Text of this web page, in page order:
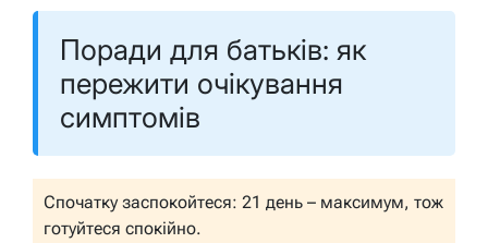
Поради для батьків: як
пережити очікування
симптомів
Спочатку заспокойтеся: 21 день – максимум, тож
готуйтеся спокійно.